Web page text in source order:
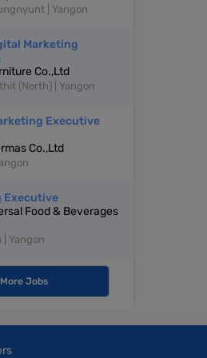
| Yangon
Marketing
Co.,Ltd
(North) | Yangon
Executive
Co.,Ltd
Executive
Food & Beverages
| Yangon
Jobs